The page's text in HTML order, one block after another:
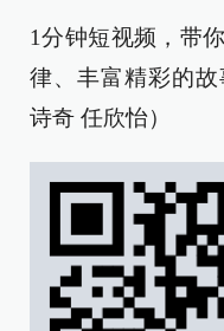
1分钟短视频，带
律、丰富精彩的
诗奇 任欣怡）